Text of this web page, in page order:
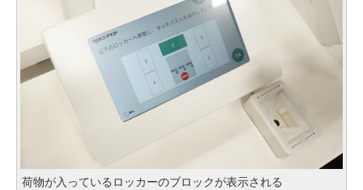
荷物が入っているロッカーのブロックが表示される